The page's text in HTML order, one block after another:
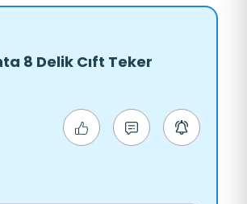
8 Delik Cıft Teker